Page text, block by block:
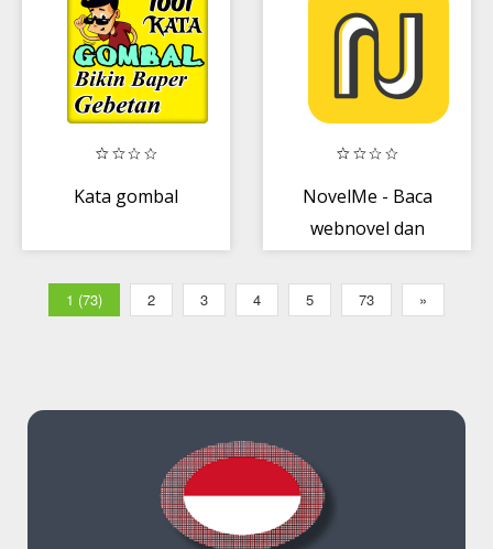
Kata gombal
NovelMe - Baca
webnovel dan
hari
1 (73) 2 3 4 5 73 »